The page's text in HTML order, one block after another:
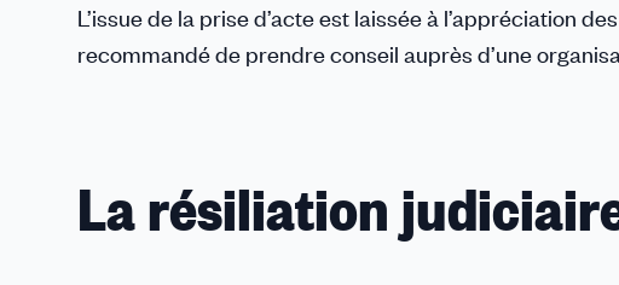
L’issue de la prise d’acte est laissée à l’appréciation
recommandé de prendre conseil auprès d’une
La résiliation